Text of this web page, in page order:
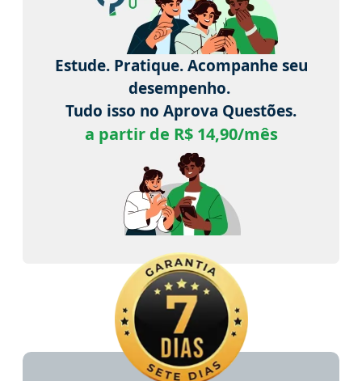
Estude. Pratique. Acompanhe seu
desempenho.
Tudo isso no Aprova Questões.
a partir de R$ 14,90/mês